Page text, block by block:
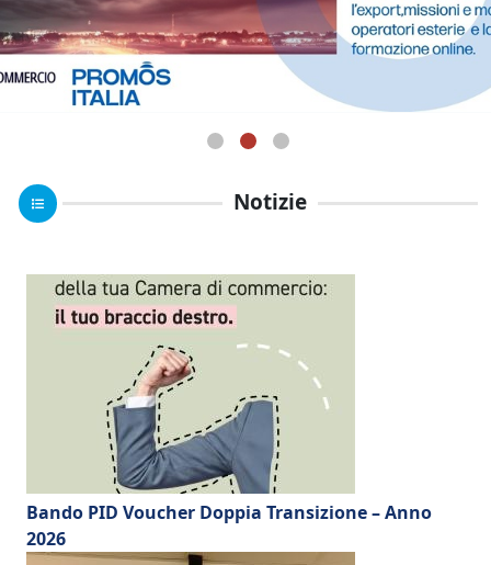
Notizie
Bando PID Voucher Doppia Transizione – Anno
2026